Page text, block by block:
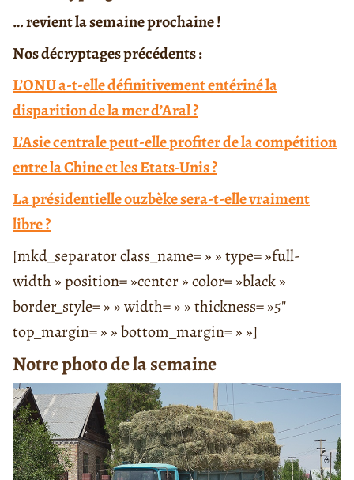
… revient la semaine prochaine !
Nos décryptages précédents :
L’ONU a-t-elle définitivement entériné la
disparition de la mer d’Aral ?
L’Asie centrale peut-elle profiter de la compétition
entre la Chine et les Etats-Unis ?
La présidentielle ouzbèke sera-t-elle vraiment
libre ?
[mkd_separator class_name= » » type= »full-
width » position= »center » color= »black »
border_style= » » width= » » thickness= »5″
top_margin= » » bottom_margin= » »]
Notre photo de la semaine